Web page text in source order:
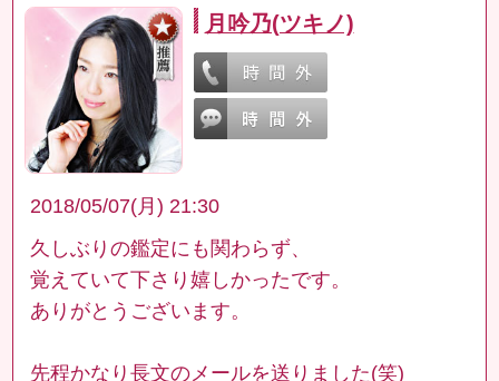
月吟乃(ツキノ)
2018/05/07(月) 21:30
久しぶりの鑑定にも関わらず、
覚えていて下さり嬉しかったです。
ありがとうございます。
先程かなり長文のメールを送りました(笑)